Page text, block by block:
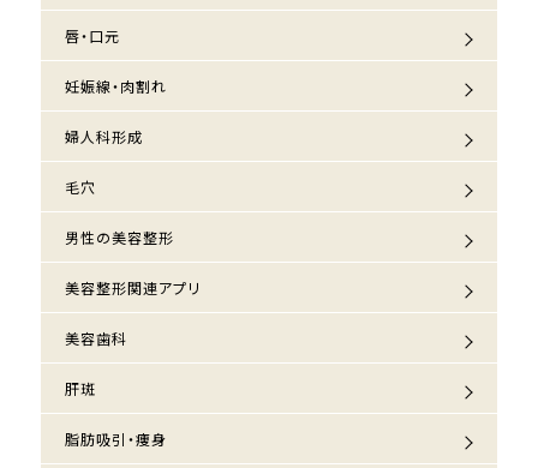
唇・口元
妊娠線・肉割れ
婦人科形成
毛穴
男性の美容整形
美容整形関連アプリ
美容歯科
肝斑
脂肪吸引・痩身